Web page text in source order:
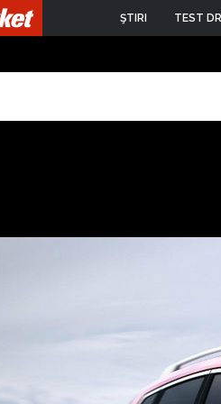
ŞTIRI TEST
la Frankfurt 2013
X-